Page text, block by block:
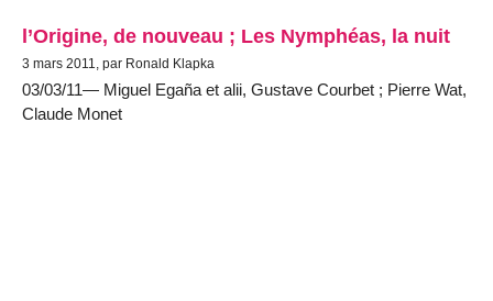
l’Origine, de nouveau ; Les Nymphéas, la nuit
3 mars 2011, par Ronald Klapka
03/03/11— Miguel Egaña et alii, Gustave Courbet ; Pierre Wat,
Claude Monet